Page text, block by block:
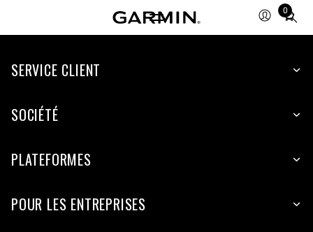
0
Total
items
cart:
SERVICE CLIENT
SOCIÉTÉ
PLATEFORMES
POUR LES ENTREPRISES